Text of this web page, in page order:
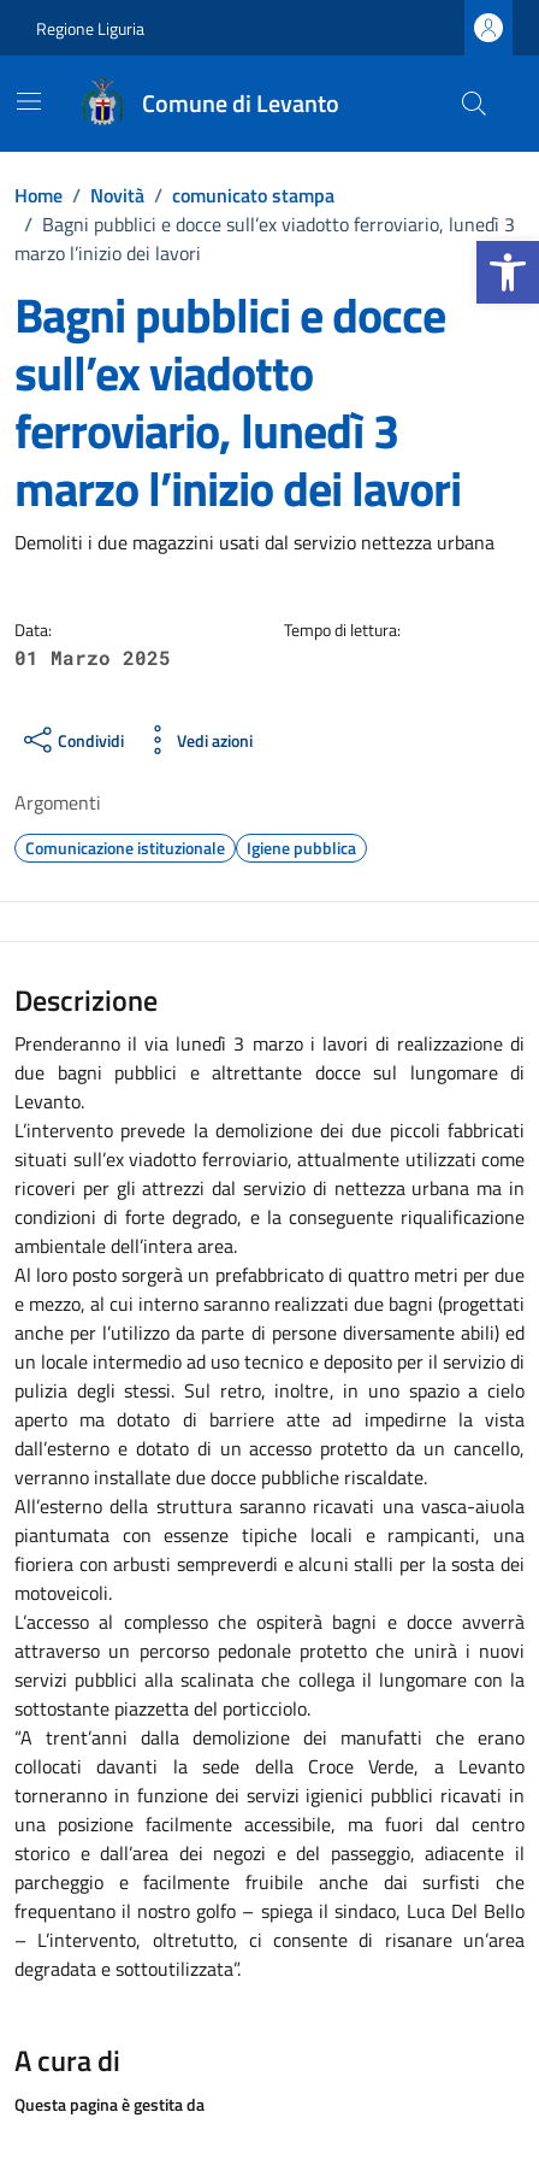
Apri la
Regione Liguria
Comune di Levanto
Home / Novità / comunicato stampa
/ Bagni pubblici e docce sull’ex viadotto ferroviario, lunedì 3
marzo l’inizio dei lavori
Bagni pubblici e docce
sull’ex viadotto
ferroviario, lunedì 3
marzo l’inizio dei lavori
Dettagli della notizia
Demoliti i due magazzini usati dal servizio nettezza urbana
Data:
01 Marzo 2025
Tempo di lettura:
Condividi Vedi azioni
Argomenti
Comunicazione istituzionale Igiene pubblica
Descrizione
Prenderanno il via lunedì 3 marzo i lavori di realizzazione di
due bagni pubblici e altrettante docce sul lungomare di
Levanto.
L’intervento prevede la demolizione dei due piccoli fabbricati
situati sull’ex viadotto ferroviario, attualmente utilizzati come
ricoveri per gli attrezzi dal servizio di nettezza urbana ma in
condizioni di forte degrado, e la conseguente riqualificazione
ambientale dell’intera area.
Al loro posto sorgerà un prefabbricato di quattro metri per due
e mezzo, al cui interno saranno realizzati due bagni (progettati
anche per l’utilizzo da parte di persone diversamente abili) ed
un locale intermedio ad uso tecnico e deposito per il servizio di
pulizia degli stessi. Sul retro, inoltre, in uno spazio a cielo
aperto ma dotato di barriere atte ad impedirne la vista
dall’esterno e dotato di un accesso protetto da un cancello,
verranno installate due docce pubbliche riscaldate.
All’esterno della struttura saranno ricavati una vasca-aiuola
piantumata con essenze tipiche locali e rampicanti, una
fioriera con arbusti sempreverdi e alcuni stalli per la sosta dei
motoveicoli.
L’accesso al complesso che ospiterà bagni e docce avverrà
attraverso un percorso pedonale protetto che unirà i nuovi
servizi pubblici alla scalinata che collega il lungomare con la
sottostante piazzetta del porticciolo.
“A trent’anni dalla demolizione dei manufatti che erano
collocati davanti la sede della Croce Verde, a Levanto
torneranno in funzione dei servizi igienici pubblici ricavati in
una posizione facilmente accessibile, ma fuori dal centro
storico e dall’area dei negozi e del passeggio, adiacente il
parcheggio e facilmente fruibile anche dai surfisti che
frequentano il nostro golfo – spiega il sindaco, Luca Del Bello
– L’intervento, oltretutto, ci consente di risanare un’area
degradata e sottoutilizzata”.
A cura di
Questa pagina è gestita da